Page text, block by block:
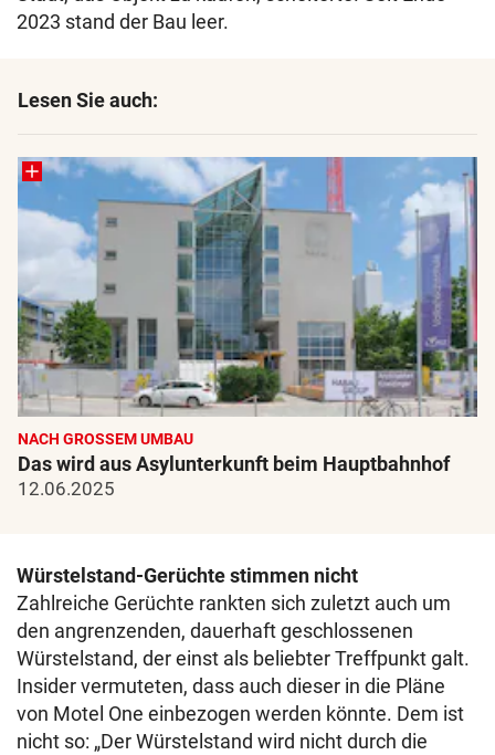
2023 stand der Bau leer.
Lesen Sie auch:
NACH GROSSEM UMBAU
Das wird aus Asylunterkunft beim Hauptbahnhof
12.06.2025
Würstelstand-Gerüchte stimmen nicht
Zahlreiche Gerüchte rankten sich zuletzt auch um
den angrenzenden, dauerhaft geschlossenen
Würstelstand, der einst als beliebter Treffpunkt galt.
Insider vermuteten, dass auch dieser in die Pläne
von Motel One einbezogen werden könnte. Dem ist
nicht so: „Der Würstelstand wird nicht durch die